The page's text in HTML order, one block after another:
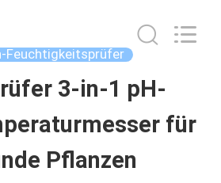
Feuchtigkeitsprüfer
3-in-1 pH-
für
Pflanzen